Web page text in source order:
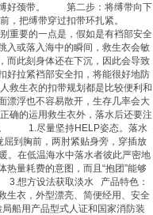
缚好颈带。 第二步：将缚带向下
，把缚带穿过扣带环扎紧。
要的一点是，假如是有裆部安全
入或落入海中的瞬间， 救生衣会敏
而此刻身体还在下沉，因此会导致
好拉紧裆部安全扣，将能很好地防
救生衣的扣带规划都是比较便利和
漂浮也不容易散开，生存几率会大
确的运用救生衣外，落水后还要注
。 1.尽量坚持HELP姿态。落水
到胸前，两肘紧贴身旁，穿插放
在低温海水中落水者彼此严密地
量耗费的意图，而且“抱团”能够
想方设法获取淡水 产品特色：
生衣 ，外型漂亮、简便经用、安全
船用产品型式人证和国家消防装